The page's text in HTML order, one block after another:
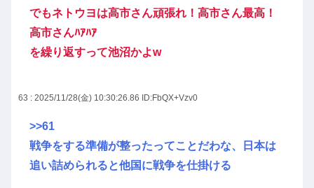
でもネトウヨは高市さん頑張れ！高市さん最高！
高市さんﾊｱﾊｱ
を繰り返すって池沼かよw
63 : 2025/11/28(金) 10:30:26.86 ID:FbQX+Vzv0
>>61
戦争をする準備が整ったってことだわな、日本は
追い詰められると他国に戦争を仕掛ける